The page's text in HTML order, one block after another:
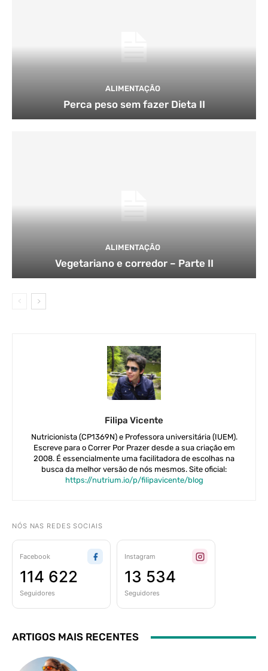
ALIMENTAÇÃO
Perca peso sem fazer Dieta II
ALIMENTAÇÃO
Vegetariano e corredor – Parte II
Filipa Vicente
Nutricionista (CP1369N) e Professora universitária (IUEM).
Escreve para o Correr Por Prazer desde a sua criação em
2008. É essencialmente uma facilitadora de escolhas na
busca da melhor versão de nós mesmos. Site oficial:
https://nutrium.io/p/filipavicente/blog
NÓS NAS REDES SOCIAIS
Facebook
114 622
Seguidores
Instagram
13 534
Seguidores
ARTIGOS MAIS RECENTES